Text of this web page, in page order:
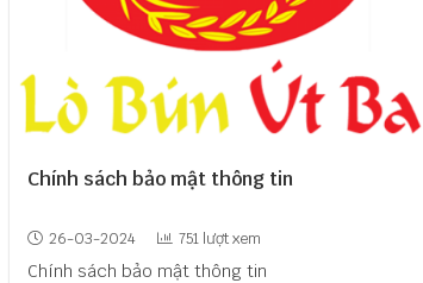
Chính sách bảo mật thông tin
26-03-2024 751 lượt xem
Chính sách bảo mật thông tin